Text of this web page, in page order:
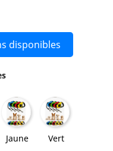
disponibles
Jaune
Jaune
Vert
Vert